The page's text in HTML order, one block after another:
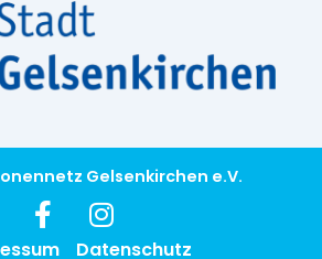
Gelsenkirchen e.V.
Datenschutz